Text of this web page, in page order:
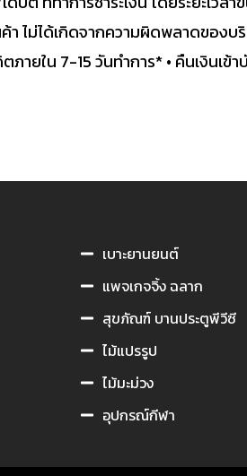
ไม่ได้เกิดจากความผิดพลาดของ
ตภายใน 7-15 วันทำการ* • คืนเงินเ
เบาะยานยนต์
แพจเกจจิ้ง ฉลาก
สุขภัณฑ์ บานประตูพีวีซี
ไม้แปรรูป
ไม้มะม่วง
อุปกรณ์กีฬา